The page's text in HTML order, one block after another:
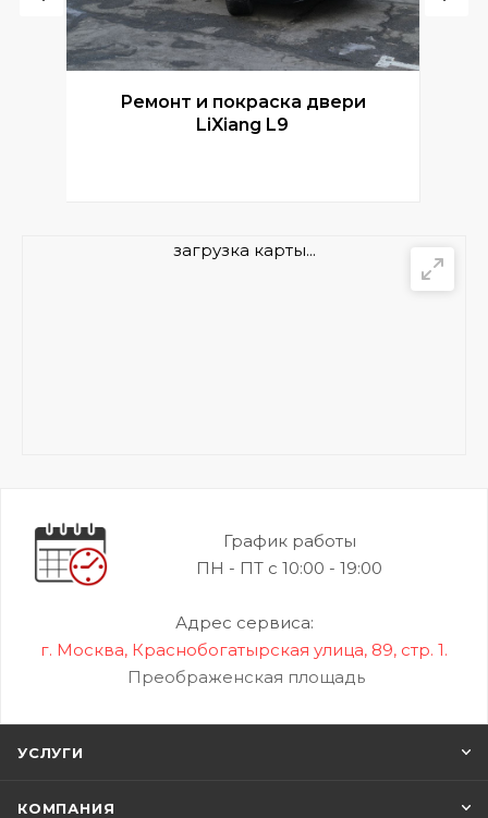
Ремонт и покраска двери
LiXiang L9
загрузка карты...
График работы
ПН - ПТ с 10:00 - 19:00
Адрес сервиса:
г. Москва, Краснобогатырская улица, 89, стр. 1.
Преображенская площадь
УСЛУГИ
КОМПАНИЯ